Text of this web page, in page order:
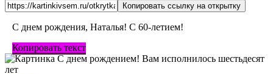
Копировать ссылку на открытку
С днем рождения, Наталья! С 60-летием!
Копировать текст